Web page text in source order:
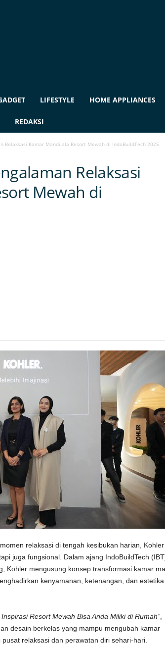
LIFESTYLE HOME APPLIANCES
REDAKSI
Relaksasi Kamar Mandi ala Resort Mewah di IndoBuildTech 2025
Relaksasi
Mewah di
relaksasi di tengah kesibukan harian, Kohler
juga fungsional. Dalam ajang IndoBuildTech
Kohler mengusung konsep transformasi kamar
kenyamanan, ketenangan, dan estetika
Resort Mewah Bisa Anda Miliki di Rumah”,
desain berkelas yang mampu mengubah kamar
relaksasi dan perawatan diri sehari-hari.